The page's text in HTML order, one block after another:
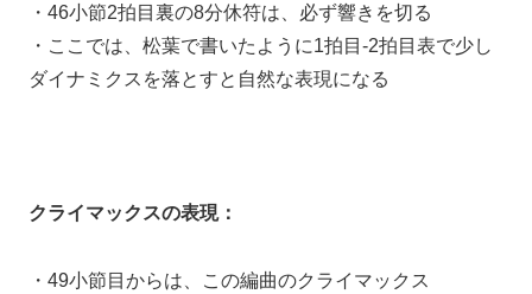
・46小節2拍目裏の8分休符は、必ず響きを切る
・ここでは、松葉で書いたように1拍目-2拍目表で少し
ダイナミクスを落とすと自然な表現になる
クライマックスの表現：
・49小節目からは、この編曲のクライマックス